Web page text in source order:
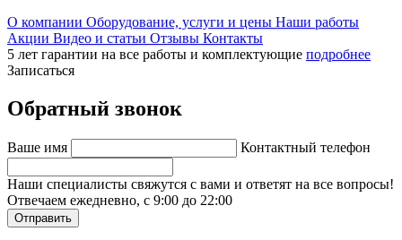
О компании Оборудование, услуги и цены Наши работы
Акции Видео и статьи Отзывы Контакты
5 лет гарантии на все работы и комплектующие подробнее
Записаться
Обратный звонок
Ваше имя Контактный телефон
Наши специалисты свяжутся с вами и ответят на все вопросы!
Отвечаем ежедневно, с 9:00 до 22:00
Отправить